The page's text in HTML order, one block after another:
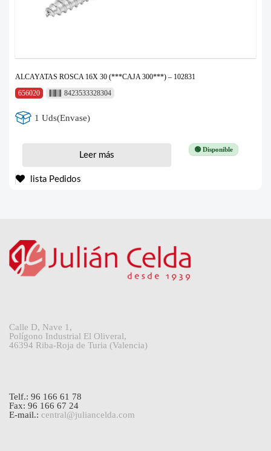
ALCAYATAS ROSCA 16X 30 (***CAJA 300***) – 102831
656020
8423533328304
1 Uds(Envase)
🟢 Disponible
Leer más
lista Pedidos
Calle D, Nave 1,
Polígono Industrial El Oliveral,
46394 Riba-Roja de Turia (Valencia)
Telf.: 96 166 61 78
Fax: 96 166 67 24
E-mail.: central@juliancelda.com